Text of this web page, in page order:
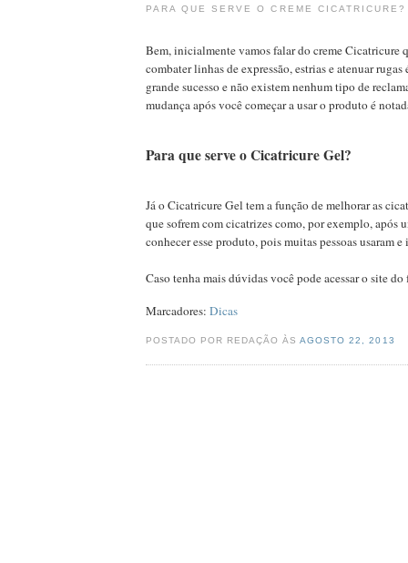
PARA QUE SERVE O CREME CICATRICURE?
Bem, inicialmente vamos falar do creme Cicatricure
combater linhas de expressão, estrias e atenuar
grande sucesso e não existem nenhum tipo de
mudança após você começar a usar o produto é
Para que serve o Cicatricure Gel?
Já o Cicatricure Gel tem a função de melhorar as
que sofrem com cicatrizes como, por exemplo, após
conhecer esse produto, pois muitas pessoas usaram
Caso tenha mais dúvidas você pode acessar o site
Marcadores: Dicas
POSTADO POR REDAÇÃO ÀSAGOSTO 22, 2013